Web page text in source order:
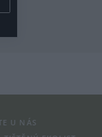
U NÁS